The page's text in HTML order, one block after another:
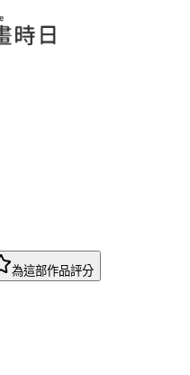
為這部作品評分